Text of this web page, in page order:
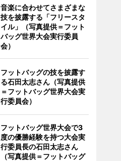
音楽に合わせてさまざまな
技を披露する「フリースタ
イル」（写真提供＝フット
バッグ世界大会実行委員
会）
フットバッグの技を披露す
る石田太志さん（写真提供
＝フットバッグ世界大会実
行委員会）
フットバッグ世界大会で3
度の優勝経験を持つ大会実
行委員長の石田太志さん
（写真提供＝フットバッグ